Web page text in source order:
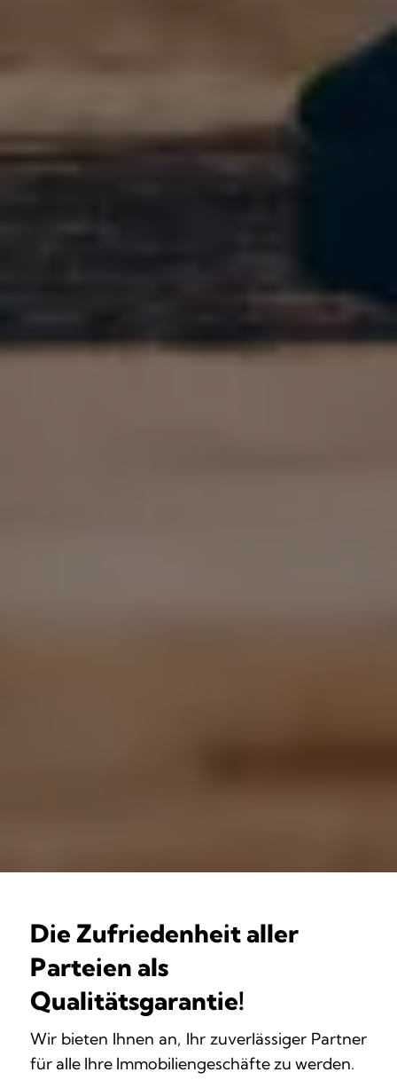
Die Zufriedenheit aller
Parteien als
Qualitätsgarantie!
Wir bieten Ihnen an, Ihr zuverlässiger Partner
für alle Ihre Immobiliengeschäfte zu werden.